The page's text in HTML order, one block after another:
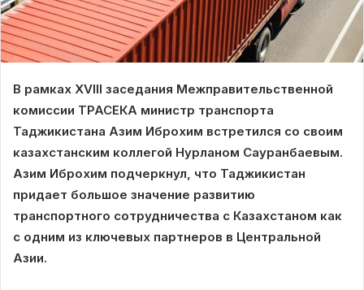
В рамках XVIII заседания Межправительственной
комиссии ТРАСЕКА министр транспорта
Таджикистана Азим Иброхим встретился со своим
казахстанским коллегой Нурланом Сауранбаевым.
Азим Иброхим подчеркнул, что Таджикистан
придает большое значение развитию
транспортного сотрудничества с Казахстаном как
с одним из ключевых партнеров в Центральной
Азии.